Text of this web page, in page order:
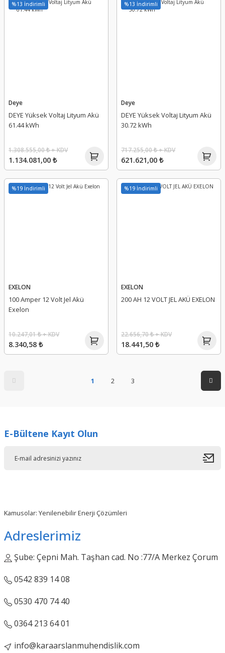
%13 İndirimli
Deye
DEYE Yüksek Voltaj Lityum Akü
61.44 kWh
1.134.081,00 ₺
1.308.555,00 ₺ + KDV
%13 İndirimli
Deye
DEYE Yüksek Voltaj Lityum Akü
30.72 kWh
621.621,00 ₺
717.255,00 ₺ + KDV
%19 İndirimli
EXELON
100 Amper 12 Volt Jel Akü
Exelon
8.340,58 ₺
10.247,01 ₺ + KDV
%19 İndirimli
EXELON
200 AH 12 VOLT JEL AKÜ EXELON
18.441,50 ₺
22.656,70 ₺ + KDV
1 2 3
E-Bültene Kayıt Olun
Kamusolar: Yenilenebilir Enerji Çözümleri
Adreslerimiz
Şube: Çepni Mah. Taşhan cad. No :77/A Merkez Çorum
0542 839 14 08
0530 470 74 40
0364 213 64 01
info@karaarslanmuhendislik.com